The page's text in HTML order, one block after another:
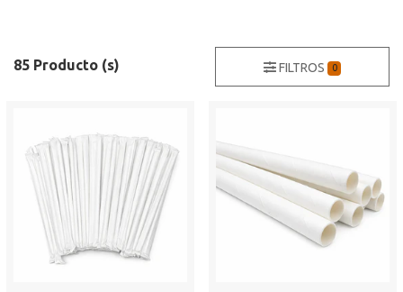
85 Producto (s) FILTROS 0